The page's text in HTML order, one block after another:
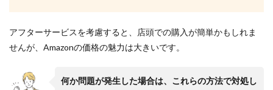
アフターサービスを考慮すると、店頭での購入が簡単かもしれま
せんが、Amazonの価格の魅力は大きいです。
何か問題が発生した場合は、これらの方法で対処し